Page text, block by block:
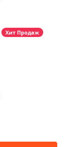
Хит Продаж